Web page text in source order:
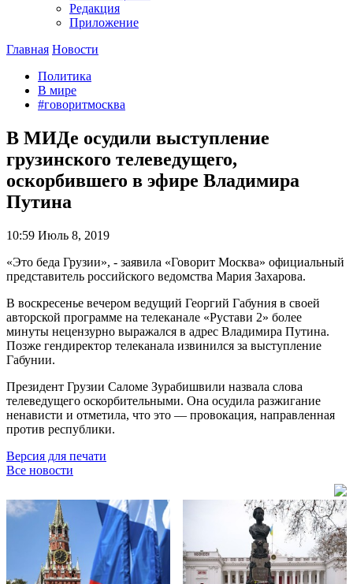
Редакция
Приложение
Главная Новости
Политика
В мире
#говоритмосква
В МИДе осудили выступление
грузинского телеведущего,
оскорбившего в эфире Владимира
Путина
10:59 Июль 8, 2019
«Это беда Грузии», - заявила «Говорит Москва» официальный
представитель российского ведомства Мария Захарова.
В воскресенье вечером ведущий Георгий Габуния в своей
авторской программе на телеканале «Рустави 2» более
минуты нецензурно выражался в адрес Владимира Путина.
Позже гендиректор телеканала извинился за выступление
Габунии.
Президент Грузии Саломе Зурабишвили назвала слова
телеведущего оскорбительными. Она осудила разжигание
ненависти и отметила, что это — провокация, направленная
против республики.
Версия для печати
Все новости